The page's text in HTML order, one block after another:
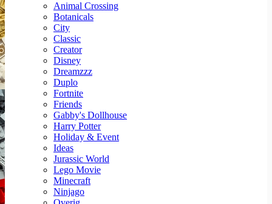
Animal Crossing
Botanicals
City
Classic
Creator
Disney
Dreamzzz
Duplo
Fortnite
Friends
Gabby's Dollhouse
Harry Potter
Holiday & Event
Ideas
Jurassic World
Lego Movie
Minecraft
Ninjago